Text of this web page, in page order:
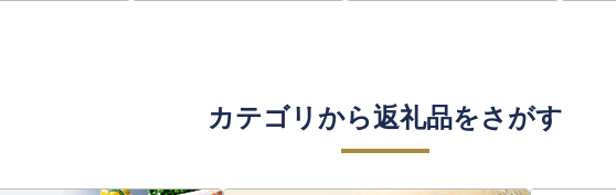
カテゴリから返礼品をさがす